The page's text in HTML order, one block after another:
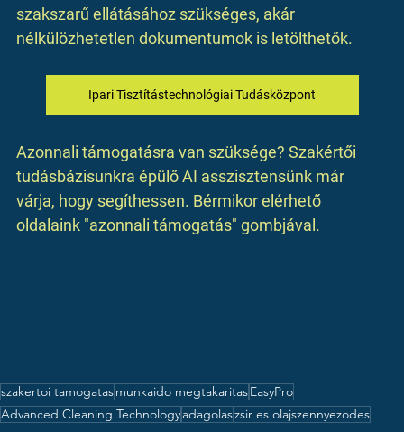
szakszarű ellátásához szükséges, akár
nélkülözhetetlen dokumentumok is letölthetők.
Ipari Tisztítástechnológiai Tudásközpont
Azonnali támogatásra van szüksége? Szakértői
tudásbázisunkra épülő AI asszisztensünk már
várja, hogy segíthessen. Bérmikor elérhető
oldalaink "azonnali támogatás" gombjával.
szakertoi tamogatasmunkaido megtakaritasEasyPro
Advanced Cleaning Technologyadagolaszsir es olajszennyezodes